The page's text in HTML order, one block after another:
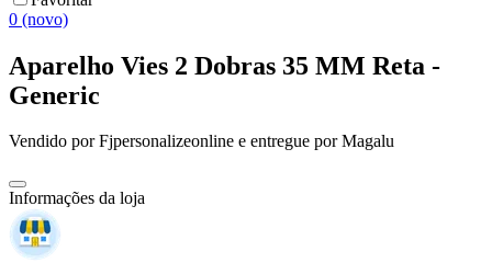
0 (novo)
Aparelho Vies 2 Dobras 35 MM Reta -
Generic
Vendido porFjpersonalizeonline e entregue por Magalu
Informações da loja